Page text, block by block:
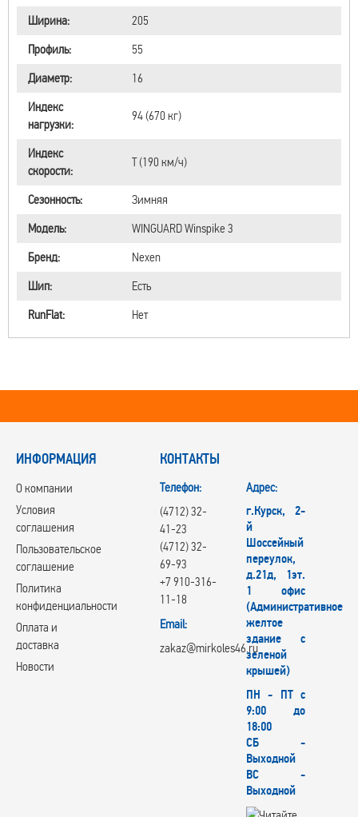
Ширина:
205
Профиль:
55
Диаметр:
16
Индекс
нагрузки:
94 (670 кг)
Индекс
скорости:
T (190 км/ч)
Сезонность:
Зимняя
Модель:
WINGUARD Winspike 3
Бренд:
Nexen
Шип:
Есть
RunFlat:
Нет
ИНФОРМАЦИЯ
О компании
Условия
соглашения
Пользовательское
соглашение
Политика
конфиденциальности
Оплата и
доставка
Новости
КОНТАКТЫ
Телефон:
(4712) 32-
41-23
(4712) 32-
69-93
+7 910-316-
11-18
Email:
zakaz@mirkoles46.ru
Адрес:
г.Курск, 2-
й
Шоссейный
переулок,
д.21д, 1эт.
1 офис
(Административное
желтое
здание с
зеленой
крышей)
ПН - ПТ с
9:00 до
18:00
СБ -
Выходной
ВС -
Выходной